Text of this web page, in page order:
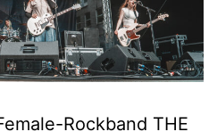
Rockband THE